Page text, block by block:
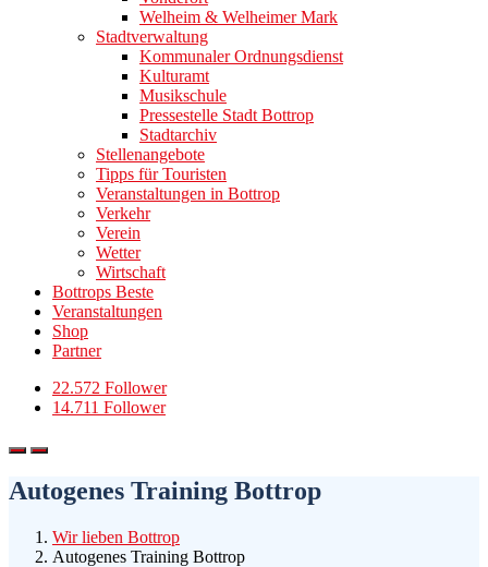
Welheim & Welheimer Mark
Stadtverwaltung
Kommunaler Ordnungsdienst
Kulturamt
Musikschule
Pressestelle Stadt Bottrop
Stadtarchiv
Stellenangebote
Tipps für Touristen
Veranstaltungen in Bottrop
Verkehr
Verein
Wetter
Wirtschaft
Bottrops Beste
Veranstaltungen
Shop
Partner
22.572 Follower
14.711 Follower
Autogenes Training Bottrop
Wir lieben Bottrop
Autogenes Training Bottrop